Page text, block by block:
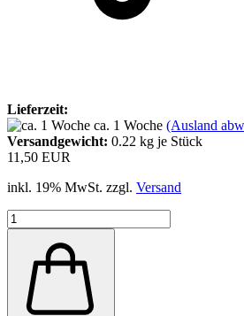
Lieferzeit:
ca. 1 Woche (Ausland
Versandgewicht: 0.22 kg je Stück
11,50 EUR
inkl. 19% MwSt. zzgl. Versand